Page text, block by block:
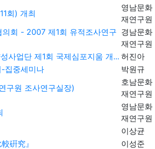
회) 개최
영남문화
재연구원
회 - 2007 제1회 유적조사연구 경남문화
재연구원
사업단 제1회 국제심포지움 개... 허진아
집중세미나 박원규
구원 조사연구실장)
호남문화
재연구원
영남문화
재연구원
이상균
硏究』 이성준